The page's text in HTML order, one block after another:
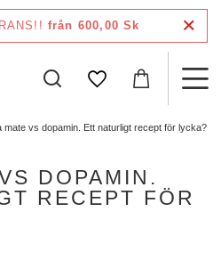
från 600,00 Sk
mate vs dopamin. Ett naturligt recept för lycka?
DOPAMIN.
RECEPT FÖR